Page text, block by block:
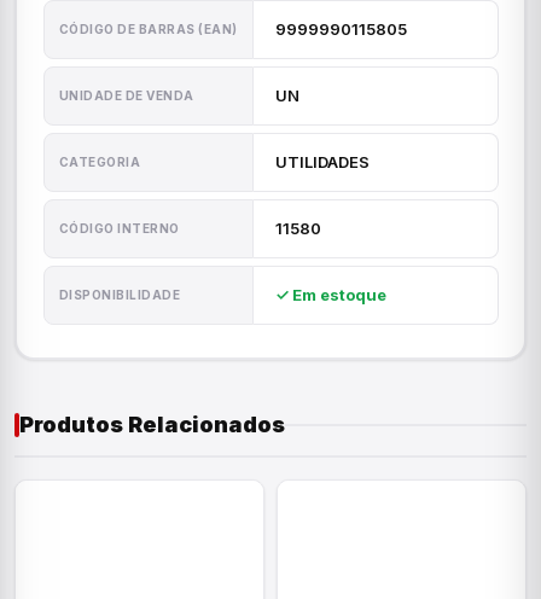
CÓDIGO DE BARRAS (EAN) 9999990115805
UNIDADE DE VENDA UN
CATEGORIA UTILIDADES
CÓDIGO INTERNO 11580
DISPONIBILIDADE ✓ Em estoque
Produtos Relacionados